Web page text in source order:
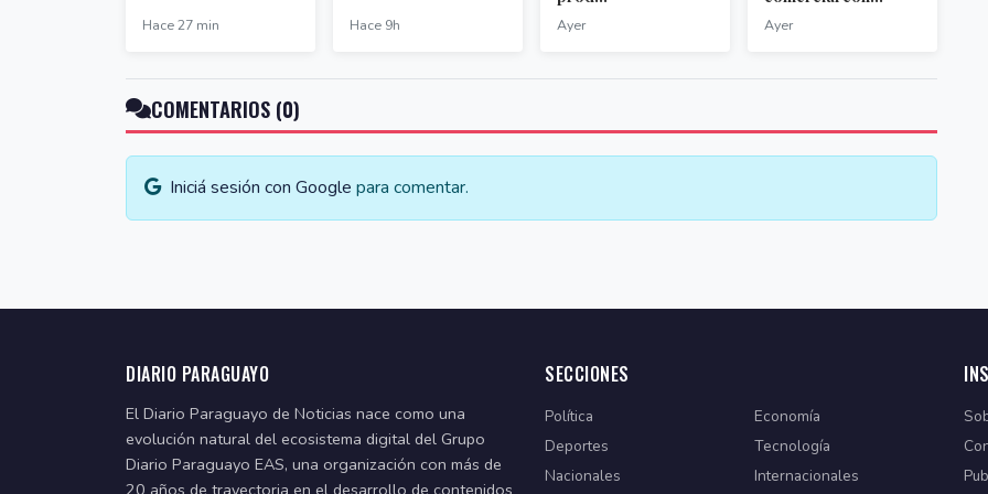
Hace 27 min Hace 9h Ayer Ayer
COMENTARIOS (0)
Iniciá sesión con Google para comentar.
DIARIO PARAGUAYO
El Diario Paraguayo de Noticias nace como una
evolución natural del ecosistema digital del Grupo
Diario Paraguayo EAS, una organización con más de
20 años de trayectoria en el desarrollo de contenidos
SECCIONES
Política
Economía
Deportes
Tecnología
Nacionales
Internacionales